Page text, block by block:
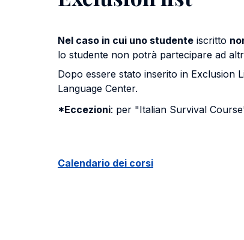
Nel caso in cui uno studente iscritto
lo studente non potrà partecipare ad
Dopo essere stato inserito in Exclusion
Language Center.
*Eccezioni: per "Italian Survival
Calendario dei corsi